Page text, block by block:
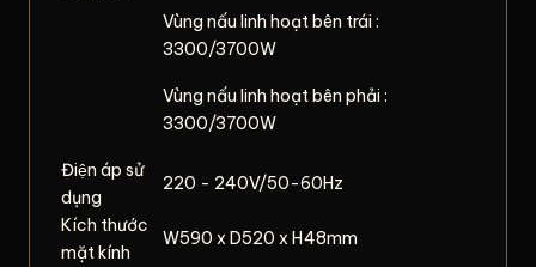
Vùng nấu linh hoạt bên trái :
3300/3700W
Vùng nấu linh hoạt bên phải :
3300/3700W
Điện áp sử
dụng
220 - 240V/50-60Hz
Kích thước
mặt kính
W590 x D520 x H48mm